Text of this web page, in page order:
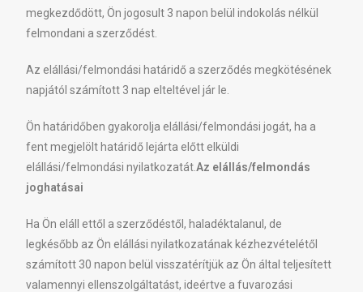
megkezdődött, Ön jogosult 3 napon belül indokolás nélkül
felmondani a szerződést.
Az elállási/felmondási határidő a szerződés megkötésének
napjától számított 3 nap elteltével jár le.
Ön határidőben gyakorolja elállási/felmondási jogát, ha a
fent megjelölt határidő lejárta előtt elküldi
elállási/felmondási nyilatkozatát.Az elállás/felmondás
joghatásai
Ha Ön eláll ettől a szerződéstől, haladéktalanul, de
legkésőbb az Ön elállási nyilatkozatának kézhezvételétől
számított 30 napon belül visszatérítjük az Ön által teljesített
valamennyi ellenszolgáltatást, ideértve a fuvarozási